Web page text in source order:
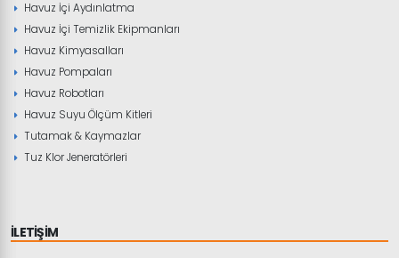
Havuz İçi Aydınlatma
Havuz İçi Temizlik Ekipmanları
Havuz Kimyasalları
Havuz Pompaları
Havuz Robotları
Havuz Suyu Ölçüm Kitleri
Tutamak & Kaymazlar
Tuz Klor Jeneratörleri
İLETİŞİM